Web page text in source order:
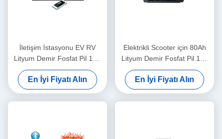
İletişim İstasyonu EV RV
Lityum Demir Fosfat Pil 12V
200Ah
En İyi Fiyatı Alın
Elektrikli Scooter için 80Ah
Lityum Demir Fosfat Pil 12v
Blutooth Kendinden Isıtma
En İyi Fiyatı Alın